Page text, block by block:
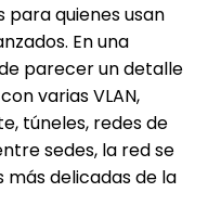
para quienes usan
En una
parecer un detalle
varias VLAN,
túneles, redes de
sedes, la red se
delicadas de la